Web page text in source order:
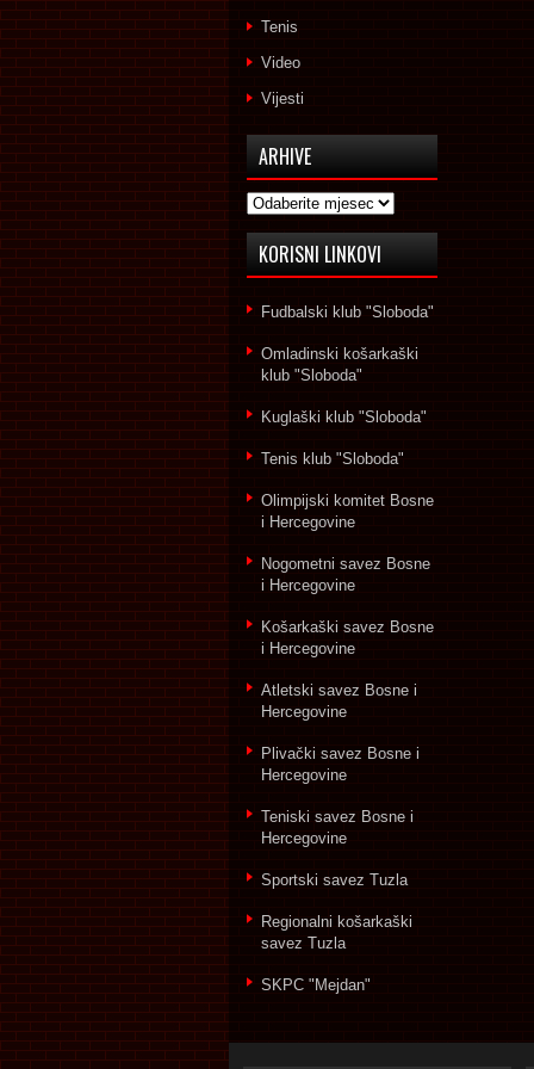
Tenis
Video
Vijesti
ARHIVE
Arhive
KORISNI LINKOVI
Fudbalski klub "Sloboda"
Omladinski košarkaški
klub "Sloboda"
Kuglaški klub "Sloboda"
Tenis klub "Sloboda"
Olimpijski komitet Bosne
i Hercegovine
Nogometni savez Bosne
i Hercegovine
Košarkaški savez Bosne
i Hercegovine
Atletski savez Bosne i
Hercegovine
Plivački savez Bosne i
Hercegovine
Teniski savez Bosne i
Hercegovine
Sportski savez Tuzla
Regionalni košarkaški
savez Tuzla
SKPC "Mejdan"